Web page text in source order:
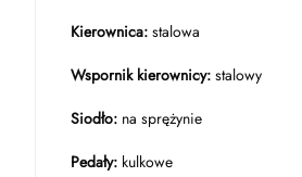
Kierownica: stalowa
Wspornik kierownicy: stalowy
Siodło: na sprężynie
Pedały: kulkowe